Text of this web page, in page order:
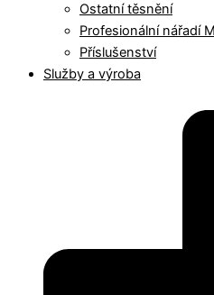
Ostatní těsnění
Profesionální nářadí
Příslušenství
Služby a výroba